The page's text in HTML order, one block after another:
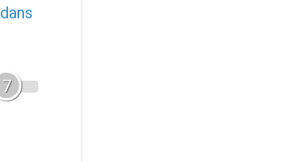
dans
7